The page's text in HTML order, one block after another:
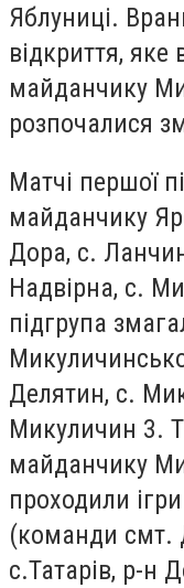
Яблуниці.
відкриття,
майданчику
розпочалися
Матчі першої
майданчику
Дора, с.
Надвірна, с.
підгрупа
Делятин, с.
Микуличин 3.
майданчику
проходили
(команди смт.
с.Татарів, р-н